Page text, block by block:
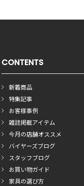
CONTENTS
新着商品
特集記事
お客様事例
雑誌掲載アイテム
今月の店舗オススメ
バイヤーズブログ
スタッフブログ
お買い物ガイド
家具の選び方